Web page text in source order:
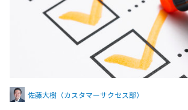
佐藤大樹（カスタマーサクセス部）